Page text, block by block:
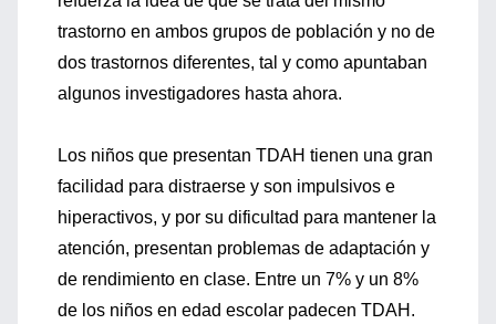
trastorno en ambos grupos de población y no de
dos trastornos diferentes, tal y como apuntaban
algunos investigadores hasta ahora.
Los niños que presentan TDAH tienen una gran
facilidad para distraerse y son impulsivos e
hiperactivos, y por su dificultad para mantener la
atención, presentan problemas de adaptación y
de rendimiento en clase. Entre un 7% y un 8%
de los niños en edad escolar padecen TDAH.